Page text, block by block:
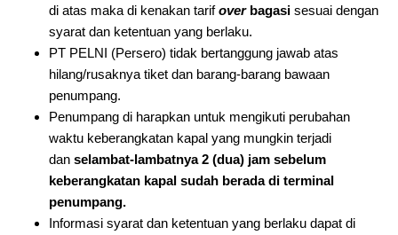
di atas maka di kenakan tarifoverbagasi sesuai dengan
syarat dan ketentuan yang berlaku.
PT PELNI (Persero) tidak bertanggung jawab atas
hilang/rusaknya tiket dan barang-barang bawaan
penumpang.
Penumpang di harapkan untuk mengikuti perubahan
waktu keberangkatan kapal yang mungkin terjadi
dan selambat-lambatnya 2 (dua) jam sebelum
keberangkatan kapal sudah berada di terminal
penumpang.
Informasi syarat dan ketentuan yang berlaku dapat di